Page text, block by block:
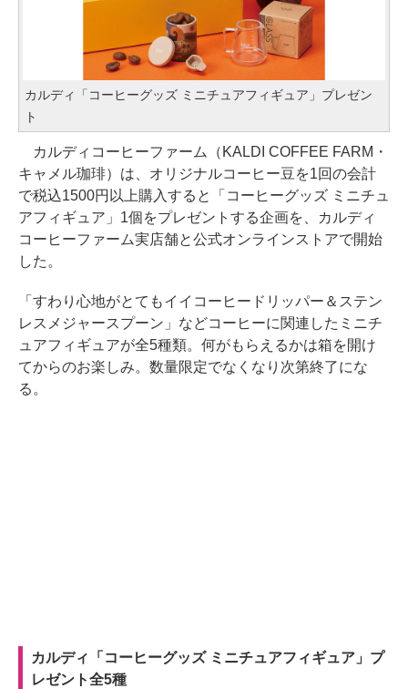
カルディ「コーヒーグッズ ミニチュアフィギュア」プレゼン
ト
カルディコーヒーファーム（KALDI COFFEE FARM・
キャメル珈琲）は、オリジナルコーヒー豆を1回の会計
で税込1500円以上購入すると「コーヒーグッズ ミニチュ
アフィギュア」1個をプレゼントする企画を、カルディ
コーヒーファーム実店舗と公式オンラインストアで開始
した。
「すわり心地がとてもイイコーヒードリッパー＆ステン
レスメジャースプーン」などコーヒーに関連したミニチ
ュアフィギュアが全5種類。何がもらえるかは箱を開け
てからのお楽しみ。数量限定でなくなり次第終了にな
る。
カルディ「コーヒーグッズ ミニチュアフィギュア」プ
レゼント全5種